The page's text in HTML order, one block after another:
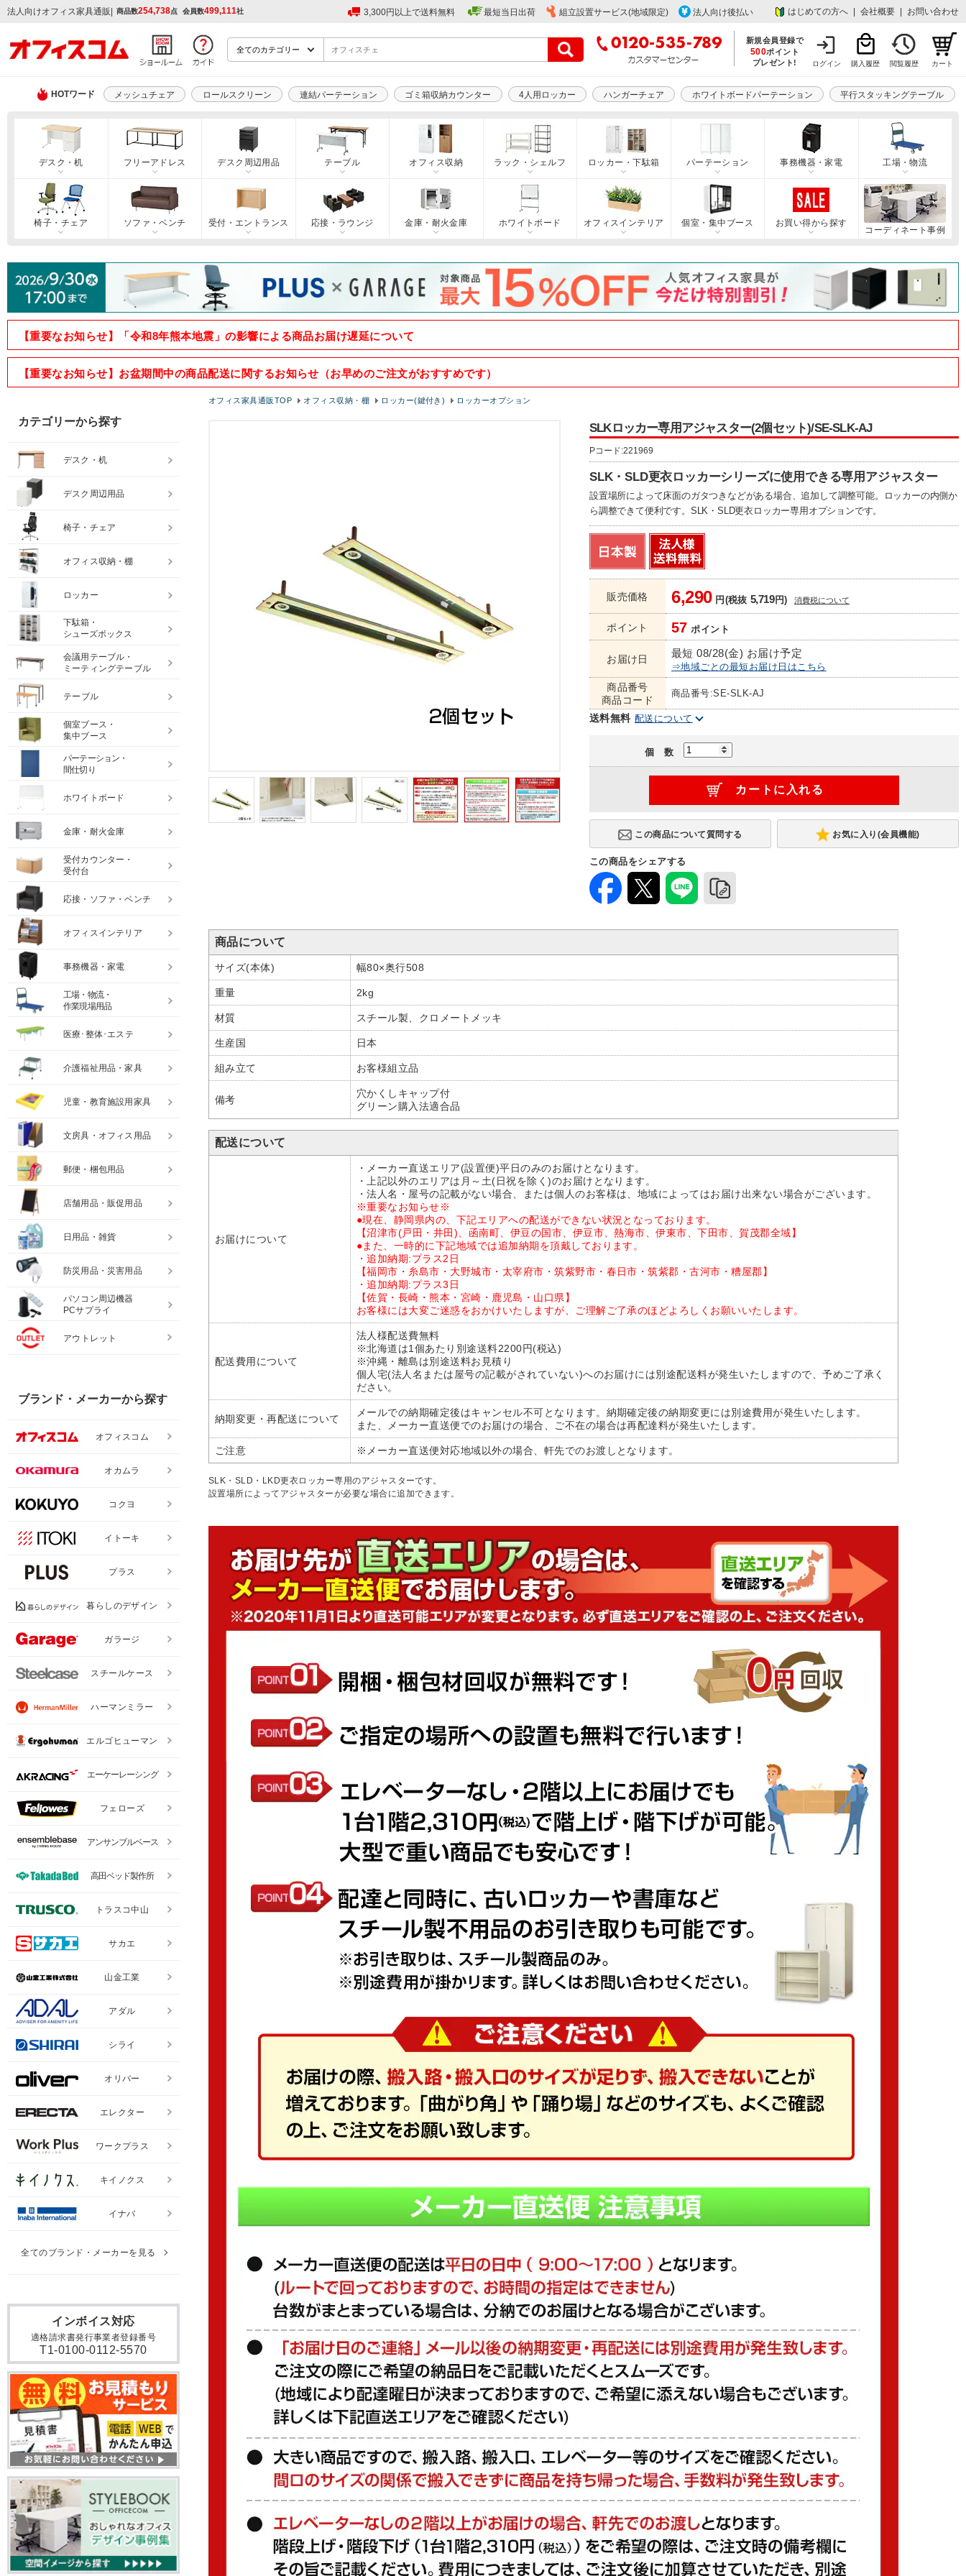
法人向けオフィス家具通販 | 商品数254,738点 会員数499,111社 3,300円以上で送料無料 最短当日出荷 組立設置サービス(地域限定) 法人向け後払い はじめての方へ 会社概要 お問い合わせ
新規会員登録で
500ポイント
プレゼント!
ログイン 購入履歴 閲覧履歴 カート
HOTワード メッシュチェア ロールスクリーン 連結パーテーション ゴミ箱収納カウンター 4人用ロッカー ハンガーチェア ホワイトボードパーテーション 平行スタッキングテーブル
デスク・机 フリーアドレス デスク周辺用品 テーブル オフィス収納 ラック・シェルフ ロッカー・下駄箱 パーテーション 事務機器・家電 工場・物流
椅子・チェア ソファ・ベンチ 受付・エントランス 応接・ラウンジ 金庫・耐火金庫 ホワイトボード オフィスインテリア 個室・集中ブース
お買い得から探す
コーディネート事例
【重要なお知らせ】「令和8年熊本地震」の影響による商品お届け遅延について
【重要なお知らせ】お盆期間中の商品配送に関するお知らせ（お早めのご注文がおすすめです）
オフィス家具通販TOP オフィス収納・棚 ロッカー(鍵付き) ロッカーオプション
SLKロッカー専用アジャスター(2個セット)/SE-SLK-AJ
Pコード:221969
SLK・SLD更衣ロッカーシリーズに使用できる専用アジャスター
設置場所によって床面のガタつきなどがある場合、追加して調整可能。ロッカーの内側か
ら調整できて便利です。SLK・SLD更衣ロッカー専用オプションです。
販売価格 6,290 円(税抜 5,719円) 消費税について
ポイント 57 ポイント
お届け日 最短 08/28(金) お届け予定
⇒地域ごとの最短お届け日はこちら
商品番号
商品コード
商品番号:SE-SLK-AJ
送料無料 配送について
個 数
お気に入り(会員機能)
この商品をシェアする
商品について
サイズ(本体) 幅80×奥行508
重量 2kg
材質 スチール製、クロメートメッキ
生産国 日本
組み立て お客様組立品
備考
穴かくしキャップ付
グリーン購入法適合品
配送について
お届けについて
・メーカー直送エリア(設置便)平日のみのお届けとなります。
・上記以外のエリアは月～土(日祝を除く)のお届けとなります。
・法人名・屋号の記載がない場合、または個人のお客様は、地域によってはお届け出来ない場合がございます。
※重要なお知らせ※
●現在、静岡県内の、下記エリアへの配送ができない状況となっております。
【沼津市(戸田・井田)、函南町、伊豆の国市、伊豆市、熱海市、伊東市、下田市、賀茂郡全域】
●また、一時的に下記地域では追加納期を頂戴しております。
・追加納期:プラス2日
【福岡市・糸島市・大野城市・太宰府市・筑紫野市・春日市・筑紫郡・古河市・糟屋郡】
・追加納期:プラス3日
【佐賀・長崎・熊本・宮崎・鹿児島・山口県】
お客様には大変ご迷惑をおかけいたしますが、ご理解ご了承のほどよろしくお願いいたします。
配送費用について
法人様配送費無料
※北海道は1個あたり別途送料2200円(税込)
※沖縄・離島は別途送料お見積り
個人宅(法人名または屋号の記載がされていない)へのお届けには別途配送料が発生いたしますので、予めご了承く
ださい。
納期変更・再配送について
メールでの納期確定後はキャンセル不可となります。納期確定後の納期変更には別途費用が発生いたします。
また、メーカー直送便でのお届けの場合、ご不在の場合は再配達料が発生いたします。
ご注意 ※メーカー直送便対応地域以外の場合、軒先でのお渡しとなります。
SLK・SLD・LKD更衣ロッカー専用のアジャスターです。
設置場所によってアジャスターが必要な場合に追加できます。
インボイス対応
適格請求書発行事業者登録番号
T1-0100-0112-5570
カテゴリーから探す
デスク・机
デスク周辺用品
椅子・チェア
オフィス収納・棚
ロッカー
下駄箱・
シューズボックス
会議用テーブル・
ミーティングテーブル
テーブル
個室ブース・
集中ブース
パーテーション・
間仕切り
ホワイトボード
金庫・耐火金庫
受付カウンター・
受付台
応接・ソファ・ベンチ
オフィスインテリア
事務機器・家電
工場・物流・
作業現場用品
医療･整体･エステ
介護福祉用品・家具
児童・教育施設用家具
文房具・オフィス用品
郵便・梱包用品
店舗用品・販促用品
日用品・雑貨
防災用品・災害用品
パソコン周辺機器
PCサプライ
アウトレット
ブランド・メーカーから探す
オフィスコム
オカムラ
コクヨ
イトーキ
プラス
暮らしのデザイン
ガラージ
スチールケース
ハーマンミラー
エルゴヒューマン
エーケーレーシング
フェローズ
アンサンブルベース
高田ベッド製作所
トラスコ中山
サカエ
山金工業
アダル
シライ
オリバー
エレクター
ワークプラス
キイノクス
イナバ
全てのブランド・メーカーを見る